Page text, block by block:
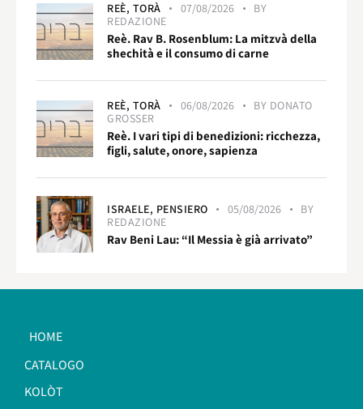
REÈ, TORÀ 07/08/2026
BY
REDAZIONE
Reè. Rav B. Rosenblum: La mitzvà della
shechità e il consumo di carne
REÈ, TORÀ 06/08/2026 BY DONATO
GROSSER
Reè. I vari tipi di benedizioni: ricchezza,
figli, salute, onore, sapienza
ISRAELE, PENSIERO 05/08/2026
BY
REDAZIONE
Rav Beni Lau: “Il Messia è già arrivato”
HOME
CATALOGO
KOLÒT